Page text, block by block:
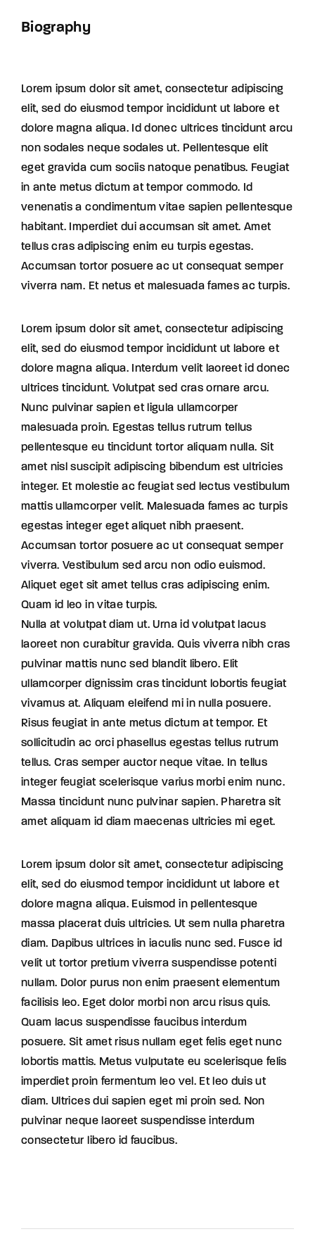
Biography
Lorem ipsum dolor sit amet, consectetur adipiscing
elit, sed do eiusmod tempor incididunt ut labore et
dolore magna aliqua. Id donec ultrices tincidunt arcu
non sodales neque sodales ut. Pellentesque elit
eget gravida cum sociis natoque penatibus. Feugiat
in ante metus dictum at tempor commodo. Id
venenatis a condimentum vitae sapien pellentesque
habitant. Imperdiet dui accumsan sit amet. Amet
tellus cras adipiscing enim eu turpis egestas.
Accumsan tortor posuere ac ut consequat semper
viverra nam. Et netus et malesuada fames ac turpis.
Lorem ipsum dolor sit amet, consectetur adipiscing
elit, sed do eiusmod tempor incididunt ut labore et
dolore magna aliqua. Interdum velit laoreet id donec
ultrices tincidunt. Volutpat sed cras ornare arcu.
Nunc pulvinar sapien et ligula ullamcorper
malesuada proin. Egestas tellus rutrum tellus
pellentesque eu tincidunt tortor aliquam nulla. Sit
amet nisl suscipit adipiscing bibendum est ultricies
integer. Et molestie ac feugiat sed lectus vestibulum
mattis ullamcorper velit. Malesuada fames ac turpis
egestas integer eget aliquet nibh praesent.
Accumsan tortor posuere ac ut consequat semper
viverra. Vestibulum sed arcu non odio euismod.
Aliquet eget sit amet tellus cras adipiscing enim.
Quam id leo in vitae turpis.
Nulla at volutpat diam ut. Urna id volutpat lacus
laoreet non curabitur gravida. Quis viverra nibh cras
pulvinar mattis nunc sed blandit libero. Elit
ullamcorper dignissim cras tincidunt lobortis feugiat
vivamus at. Aliquam eleifend mi in nulla posuere.
Risus feugiat in ante metus dictum at tempor. Et
sollicitudin ac orci phasellus egestas tellus rutrum
tellus. Cras semper auctor neque vitae. In tellus
integer feugiat scelerisque varius morbi enim nunc.
Massa tincidunt nunc pulvinar sapien. Pharetra sit
amet aliquam id diam maecenas ultricies mi eget.
Lorem ipsum dolor sit amet, consectetur adipiscing
elit, sed do eiusmod tempor incididunt ut labore et
dolore magna aliqua. Euismod in pellentesque
massa placerat duis ultricies. Ut sem nulla pharetra
diam. Dapibus ultrices in iaculis nunc sed. Fusce id
velit ut tortor pretium viverra suspendisse potenti
nullam. Dolor purus non enim praesent elementum
facilisis leo. Eget dolor morbi non arcu risus quis.
Quam lacus suspendisse faucibus interdum
posuere. Sit amet risus nullam eget felis eget nunc
lobortis mattis. Metus vulputate eu scelerisque felis
imperdiet proin fermentum leo vel. Et leo duis ut
diam. Ultrices dui sapien eget mi proin sed. Non
pulvinar neque laoreet suspendisse interdum
consectetur libero id faucibus.